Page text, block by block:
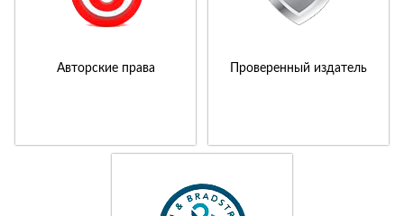
Авторские права Проверенный издатель